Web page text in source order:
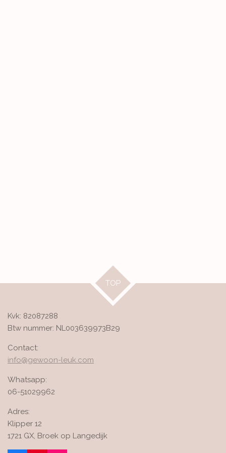
TOP
Kvk: 82087288
Btw nummer: NL003639973B29
Contact:
info@gewoon-leuk.com
Whatsapp:
06-51029962
Adres:
Klipper 12
1721 GX, Broek op Langedijk